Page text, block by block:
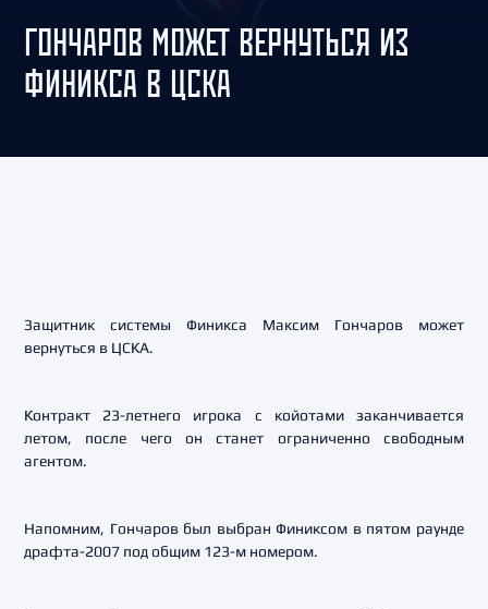
ГОНЧАРОВ МОЖЕТ ВЕРНУТЬСЯ ИЗ
ФИНИКСА В ЦСКА
Защитник системы Финикса Максим Гончаров может
вернуться в ЦСКА.
Контракт 23-летнего игрока с койотами заканчивается
летом, после чего он станет ограниченно свободным
агентом.
Напомним, Гончаров был выбран Финиксом в пятом раунде
драфта-2007 под общим 123-м номером.